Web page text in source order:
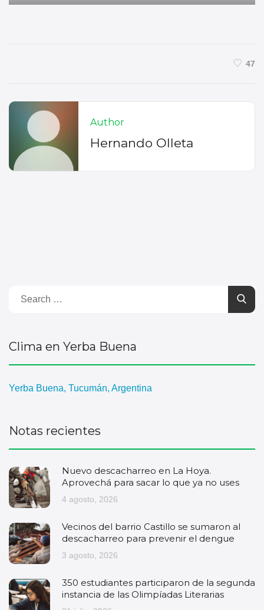
47
Author
Hernando Olleta
Clima en Yerba Buena
Yerba Buena, Tucumán, Argentina
Notas recientes
Nuevo descacharreo en La Hoya.
Aprovechá para sacar lo que ya no uses
4 agosto, 2026
Vecinos del barrio Castillo se sumaron al
descacharreo para prevenir el dengue
3 agosto, 2026
350 estudiantes participaron de la segunda
instancia de las Olimpíadas Literarias